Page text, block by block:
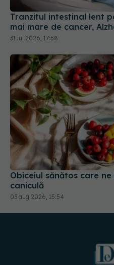
31 iul 2026, 17:58
Obiceiul sănătos care
caniculă
03 aug 2026, 15:54